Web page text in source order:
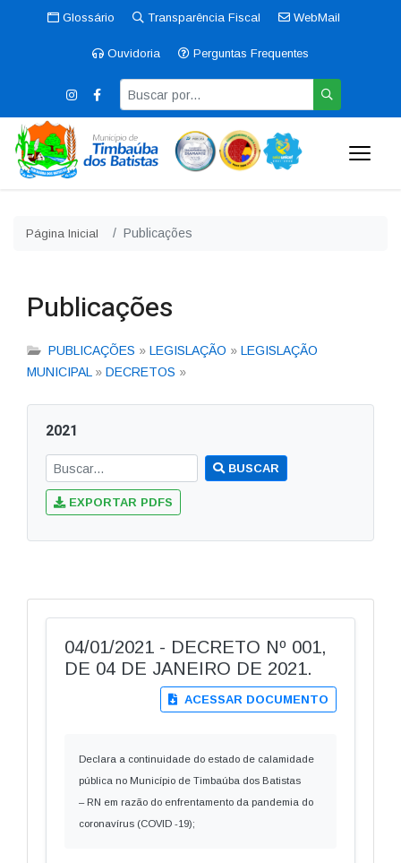
Glossário Transparência Fiscal WebMail
Ouvidoria Perguntas Frequentes
Página Inicial Publicações
Publicações
PUBLICAÇÕES » LEGISLAÇÃO » LEGISLAÇÃO
MUNICIPAL » DECRETOS »
2021
BUSCAR
EXPORTAR PDFS
04/01/2021 - DECRETO Nº 001,
DE 04 DE JANEIRO DE 2021.
ACESSAR DOCUMENTO
Declara a continuidade do estado de calamidade
pública no Município de Timbaúba dos Batistas
– RN em razão do enfrentamento da pandemia do
coronavírus (COVID -19);